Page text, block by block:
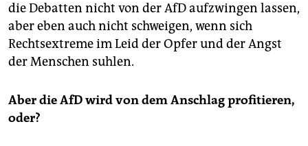
die Debatten nicht von der AfD aufzwingen lassen,
aber eben auch nicht schweigen, wenn sich
Rechtsextreme im Leid der Opfer und der Angst
der Menschen suhlen.
Aber die AfD wird von dem Anschlag profitieren,
oder?